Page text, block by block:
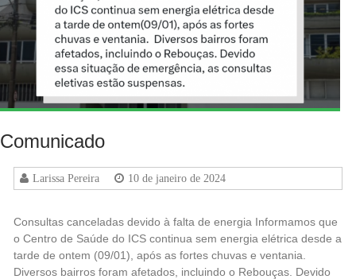
Comunicado
Larissa Pereira 10 de janeiro de 2024
Consultas canceladas devido à falta de energia Informamos que
o Centro de Saúde do ICS continua sem energia elétrica desde a
tarde de ontem (09/01), após as fortes chuvas e ventania.
Diversos bairros foram afetados, incluindo o Rebouças. Devido